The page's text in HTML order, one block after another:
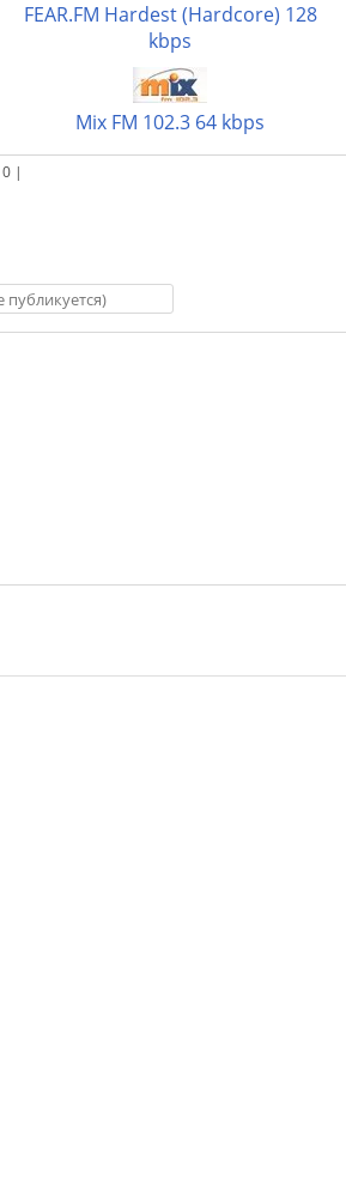
FEAR.FM Hardest (Hardcore) 128
kbps
Mix FM 102.3 64 kbps
0 |